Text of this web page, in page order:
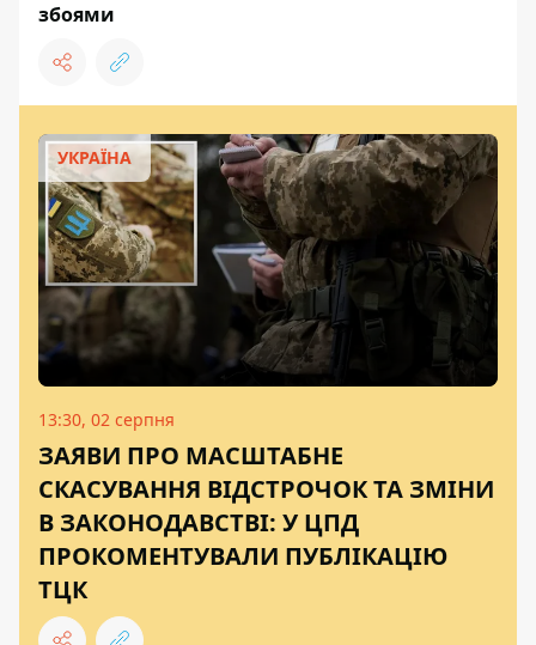
збоями
УКРАЇНА
13:30, 02 серпня
ЗАЯВИ ПРО МАСШТАБНЕ
СКАСУВАННЯ ВІДСТРОЧОК ТА ЗМІНИ
В ЗАКОНОДАВСТВІ: У ЦПД
ПРОКОМЕНТУВАЛИ ПУБЛІКАЦІЮ
ТЦК